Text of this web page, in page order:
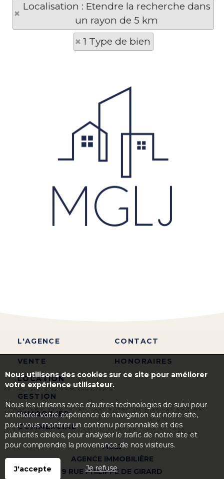
Localisation : Etendre la recherche dans
un rayon de 5 km
1 Type de bien
L'AGENCE
VENTE
LOCATION
GESTION
IMMOBILIER
COMMERCIAL
CONTACT
HONORAIRES
MGLJ
AGENCE IMMOBILIÈRE
9 RUE PHILIPPE DE GIRARD
Nous utilisons des cookies sur ce site pour améliorer
votre expérience utilisateur.
Nous les utilisons avec d'autres technologies de suivi pour
améliorer votre expérience de navigation sur notre site,
pour vous montrer un contenu personnalisé et des
publicités ciblées, pour analyser le trafic de notre site et
pour comprendre la provenance de nos visiteurs.
J'accepte Je refuse